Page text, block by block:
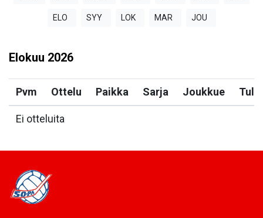
ELO SYY LOK MAR JOU
Elokuu 2026
Pvm Ottelu Paikka Sarja Joukkue
Ei otteluita